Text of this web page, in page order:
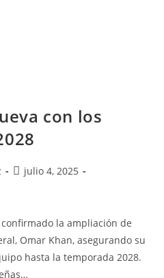
con los
julio 4, 2025
la ampliación de
Omar Khan, asegurando su
hasta la temporada 2028.